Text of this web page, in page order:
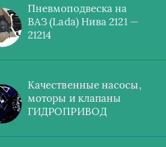
Пневмоподвеска на
ВАЗ (Lada) Нива 2121 —
21214
Качественные насосы,
моторы и клапаны
ГИДРОПРИВОД